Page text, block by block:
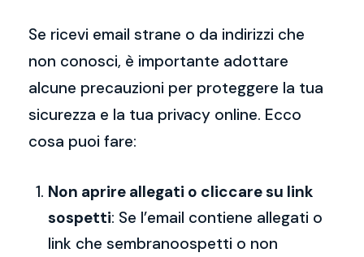
Se ricevi email strane o da indirizzi che
non conosci, è importante adottare
alcune precauzioni per proteggere la tua
sicurezza e la tua privacy online. Ecco
cosa puoi fare:
Non aprire allegati o cliccare su link
sospetti: Se l’email contiene allegati o
link che sembranoospetti o non